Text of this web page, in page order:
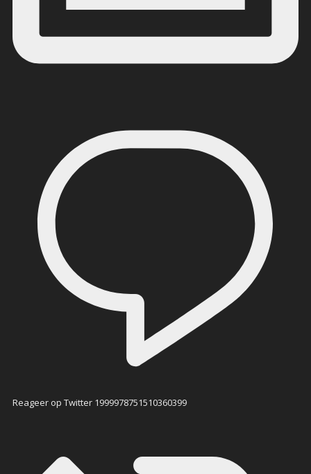
Reageer op Twitter 1999978751510360399